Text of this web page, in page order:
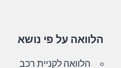
הלוואה על פי נושא
הלוואה לקניית רכב